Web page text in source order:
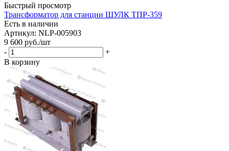
Быстрый просмотр
Трансформатор для станции ШУЛК ТПР-359
Есть в наличии
Артикул: NLP-005903
9 600 руб./шт
-
+
В корзину